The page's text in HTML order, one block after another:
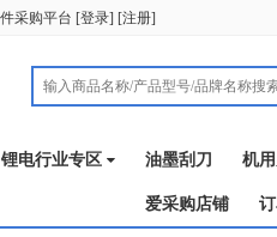
采购平台 [登录] [注册]
锂电行业专区 油墨刮刀 机
爱采购店铺